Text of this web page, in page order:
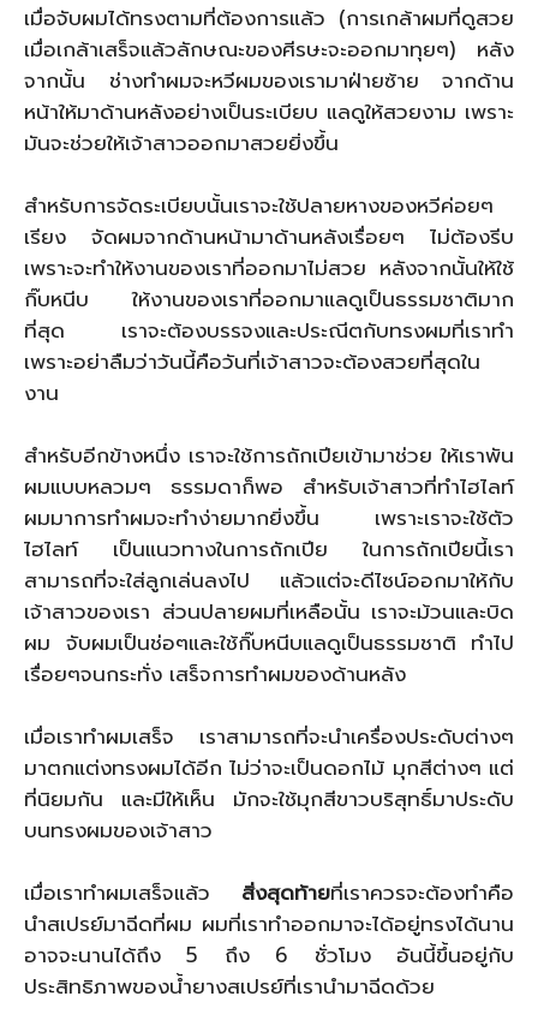
เมื่อจับผมได้ทรงตามที่ต้องการแล้ว (การเกล้าผมที่ดูสวย
เมื่อเกล้าเสร็จแล้วลักษณะของศีรษะจะออกมาทุยๆ) หลัง
จากนั้น ช่างทำผมจะหวีผมของเรามาฝ่ายซ้าย จากด้าน
หน้าให้มาด้านหลังอย่างเป็นระเบียบ แลดูให้สวยงาม เพราะ
มันจะช่วยให้เจ้าสาวออกมาสวยยิ่งขึ้น
สำหรับการจัดระเบียบนั้นเราจะใช้ปลายหางของหวีค่อยๆ
เรียง จัดผมจากด้านหน้ามาด้านหลังเรื่อยๆ ไม่ต้องรีบ
เพราะจะทำให้งานของเราที่ออกมาไม่สวย หลังจากนั้นให้ใช้
กิ๊บหนีบ ให้งานของเราที่ออกมาแลดูเป็นธรรมชาติมาก
ที่สุด เราจะต้องบรรจงและประณีตกับทรงผมที่เราทำ
เพราะอย่าลืมว่าวันนี้คือวันที่เจ้าสาวจะต้องสวยที่สุดใน
งาน
สำหรับอีกข้างหนึ่ง เราจะใช้การถักเปียเข้ามาช่วย ให้เราพัน
ผมแบบหลวมๆ ธรรมดาก็พอ สำหรับเจ้าสาวที่ทำไฮไลท์
ผมมาการทำผมจะทำง่ายมากยิ่งขึ้น เพราะเราจะใช้ตัว
ไฮไลท์ เป็นแนวทางในการถักเปีย ในการถักเปียนี้เรา
สามารถที่จะใส่ลูกเล่นลงไป แล้วแต่จะดีไซน์ออกมาให้กับ
เจ้าสาวของเรา ส่วนปลายผมที่เหลือนั้น เราจะม้วนและบิด
ผม จับผมเป็นช่อๆและใช้กิ๊บหนีบแลดูเป็นธรรมชาติ ทำไป
เรื่อยๆจนกระทั่ง เสร็จการทำผมของด้านหลัง
เมื่อเราทำผมเสร็จ เราสามารถที่จะนำเครื่องประดับต่างๆ
มาตกแต่งทรงผมได้อีก ไม่ว่าจะเป็นดอกไม้ มุกสีต่างๆ แต่
ที่นิยมกัน และมีให้เห็น มักจะใช้มุกสีขาวบริสุทธิ์มาประดับ
บนทรงผมของเจ้าสาว
เมื่อเราทำผมเสร็จแล้ว สิ่งสุดท้ายที่เราควรจะต้องทำคือ
นำสเปรย์มาฉีดที่ผม ผมที่เราทำออกมาจะได้อยู่ทรงได้นาน
อาจจะนานได้ถึง 5 ถึง 6 ชั่วโมง อันนี้ขึ้นอยู่กับ
ประสิทธิภาพของน้ำยางสเปรย์ที่เรานำมาฉีดด้วย